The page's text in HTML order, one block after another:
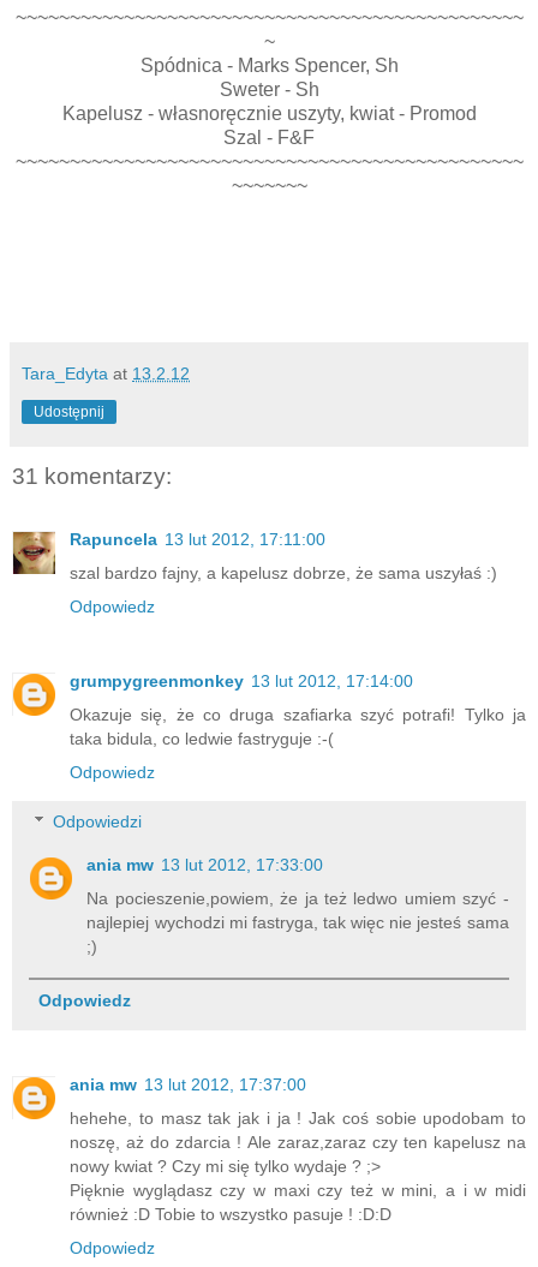
~~~~~~~~~~~~~~~~~~~~~~~~~~~~~~~~~~~~~~~~~~~~~~~
~
Spódnica - Marks Spencer, Sh
Sweter - Sh
Kapelusz - własnoręcznie uszyty, kwiat - Promod
Szal - F&F
~~~~~~~~~~~~~~~~~~~~~~~~~~~~~~~~~~~~~~~~~~~~~~~
~~~~~~~
Tara_Edyta at 13.2.12
Udostępnij
31 komentarzy:
Rapuncela 13 lut 2012, 17:11:00
szal bardzo fajny, a kapelusz dobrze, że sama uszyłaś :)
Odpowiedz
grumpygreenmonkey 13 lut 2012, 17:14:00
Okazuje się, że co druga szafiarka szyć potrafi! Tylko ja
taka bidula, co ledwie fastryguje :-(
Odpowiedz
Odpowiedzi
ania mw 13 lut 2012, 17:33:00
Na pocieszenie,powiem, że ja też ledwo umiem szyć -
najlepiej wychodzi mi fastryga, tak więc nie jesteś sama
;)
Odpowiedz
ania mw 13 lut 2012, 17:37:00
hehehe, to masz tak jak i ja ! Jak coś sobie upodobam to
noszę, aż do zdarcia ! Ale zaraz,zaraz czy ten kapelusz na
nowy kwiat ? Czy mi się tylko wydaje ? ;>
Pięknie wyglądasz czy w maxi czy też w mini, a i w midi
również :D Tobie to wszystko pasuje ! :D:D
Odpowiedz